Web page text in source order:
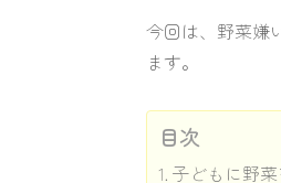
今回は、野菜嫌
ます。
目次
子どもに野